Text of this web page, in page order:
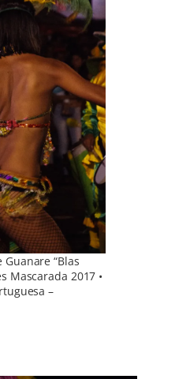
Guanare “Blas
Mascarada 2017 •
–